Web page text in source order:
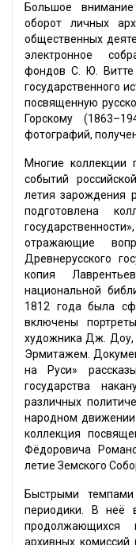
Большое
оборот личных
общественных
электронное
фондов С. Ю. Витте
государственного
посвященную
Горскому
фотографий,
Многие
событий
летия зарождения
подготовлена
отражающие
Древнерусского
копия
национальной
1812 года была
включены
художника Дж. Доу,
Эрмитажем.
на Руси»
государства
различных
народном движении
коллекция
Фёдоровича
летие Земского
Быстрыми темпами
периодики. В неё
продолжающихся
архивных